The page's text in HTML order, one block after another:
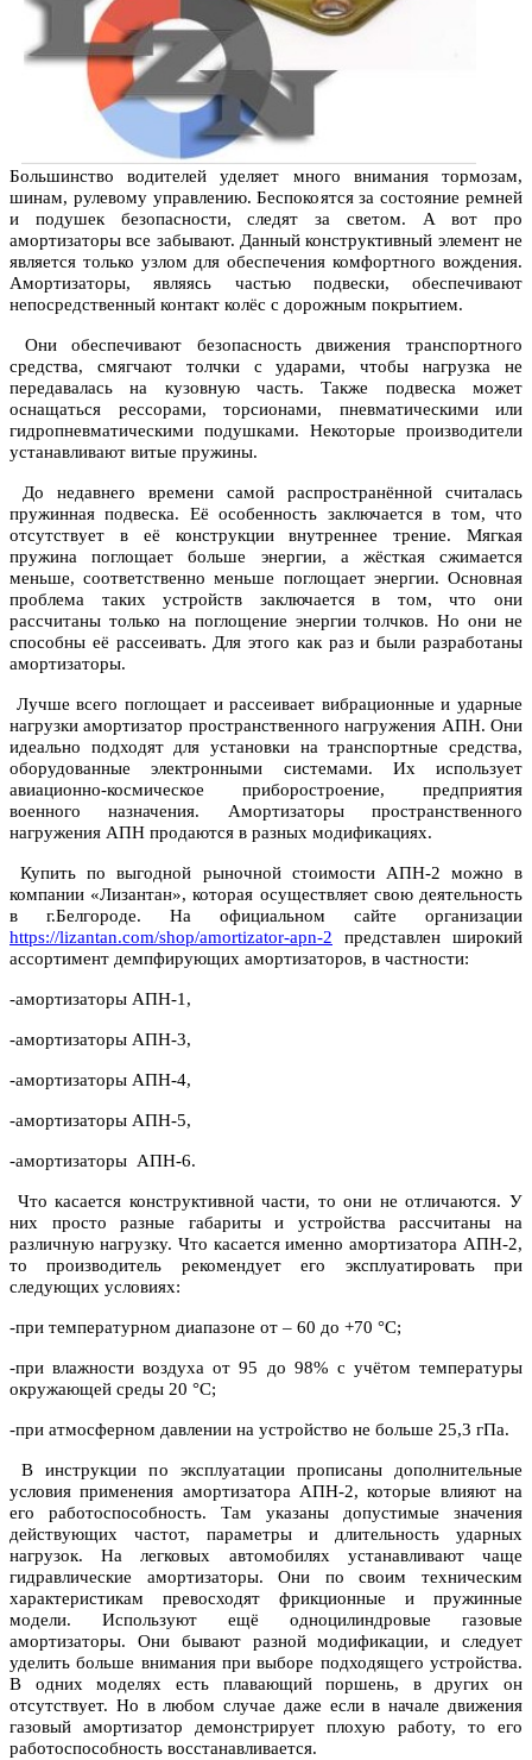
Большинство водителей уделяет много внимания тормозам,
шинам, рулевому управлению. Беспокоятся за состояние ремней
и подушек безопасности, следят за светом. А вот про
амортизаторы все забывают. Данный конструктивный элемент не
является только узлом для обеспечения комфортного вождения.
Амортизаторы, являясь частью подвески, обеспечивают
непосредственный контакт колёс с дорожным покрытием.
Они обеспечивают безопасность движения транспортного
средства, смягчают толчки с ударами, чтобы нагрузка не
передавалась на кузовную часть. Также подвеска может
оснащаться рессорами, торсионами, пневматическими или
гидропневматическими подушками. Некоторые производители
устанавливают витые пружины.
До недавнего времени самой распространённой считалась
пружинная подвеска. Её особенность заключается в том, что
отсутствует в её конструкции внутреннее трение. Мягкая
пружина поглощает больше энергии, а жёсткая сжимается
меньше, соответственно меньше поглощает энергии. Основная
проблема таких устройств заключается в том, что они
рассчитаны только на поглощение энергии толчков. Но они не
способны её рассеивать. Для этого как раз и были разработаны
амортизаторы.
Лучше всего поглощает и рассеивает вибрационные и ударные
нагрузки амортизатор пространственного нагружения АПН. Они
идеально подходят для установки на транспортные средства,
оборудованные электронными системами. Их использует
авиационно-космическое приборостроение, предприятия
военного назначения. Амортизаторы пространственного
нагружения АПН продаются в разных модификациях.
Купить по выгодной рыночной стоимости АПН-2 можно в
компании «Лизантан», которая осуществляет свою деятельность
в г.Белгороде. На официальном сайте организации
https://lizantan.com/shop/amortizator-apn-2 представлен широкий
ассортимент демпфирующих амортизаторов, в частности:
-амортизаторы АПН-1,
-амортизаторы АПН-3,
-амортизаторы АПН-4,
-амортизаторы АПН-5,
-амортизаторы АПН-6.
Что касается конструктивной части, то они не отличаются. У
них просто разные габариты и устройства рассчитаны на
различную нагрузку. Что касается именно амортизатора АПН-2,
то производитель рекомендует его эксплуатировать при
следующих условиях:
-при температурном диапазоне от – 60 до +70 °С;
-при влажности воздуха от 95 до 98% с учётом температуры
окружающей среды 20 °C;
-при атмосферном давлении на устройство не больше 25,3 гПа.
В инструкции по эксплуатации прописаны дополнительные
условия применения амортизатора АПН-2, которые влияют на
его работоспособность. Там указаны допустимые значения
действующих частот, параметры и длительность ударных
нагрузок. На легковых автомобилях устанавливают чаще
гидравлические амортизаторы. Они по своим техническим
характеристикам превосходят фрикционные и пружинные
модели. Используют ещё одноцилиндровые газовые
амортизаторы. Они бывают разной модификации, и следует
уделить больше внимания при выборе подходящего устройства.
В одних моделях есть плавающий поршень, в других он
отсутствует. Но в любом случае даже если в начале движения
газовый амортизатор демонстрирует плохую работу, то его
работоспособность восстанавливается.